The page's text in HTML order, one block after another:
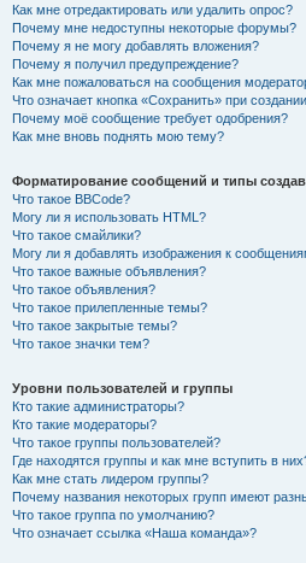
Как мне отредактировать или удалить опрос?
Почему мне недоступны некоторые форумы?
Почему я не могу добавлять вложения?
Почему я получил предупреждение?
Как мне пожаловаться на сообщения
Что означает кнопка «Сохранить» при
Почему моё сообщение требует одобрения?
Как мне вновь поднять мою тему?
Форматирование сообщений и типы
Что такое BBCode?
Могу ли я использовать HTML?
Что такое смайлики?
Могу ли я добавлять изображения к
Что такое важные объявления?
Что такое объявления?
Что такое прилепленные темы?
Что такое закрытые темы?
Что такое значки тем?
Уровни пользователей и группы
Кто такие администраторы?
Кто такие модераторы?
Что такое группы пользователей?
Где находятся группы и как мне вступить в
Как мне стать лидером группы?
Почему названия некоторых групп имеют
Что такое группа по умолчанию?
Что означает ссылка «Наша команда»?